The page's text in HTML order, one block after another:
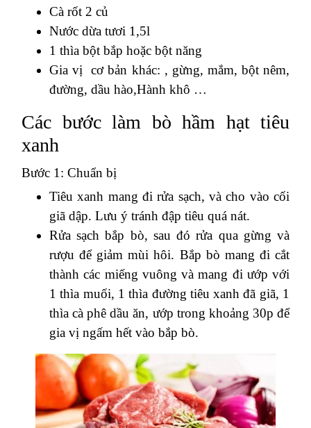
Cà rốt 2 củ
Nước dừa tươi 1,5l
1 thìa bột bắp hoặc bột năng
Gia vị cơ bản khác: , gừng, mắm, bột nêm,
đường, dầu hào,Hành khô …
Các bước làm bò hầm hạt tiêu
xanh
Bước 1: Chuẩn bị
Tiêu xanh mang đi rửa sạch, và cho vào cối
giã dập. Lưu ý tránh đập tiêu quá nát.
Rửa sạch bắp bò, sau đó rửa qua gừng và
rượu để giảm mùi hôi. Bắp bò mang đi cắt
thành các miếng vuông và mang đi ướp với
1 thìa muối, 1 thìa đường tiêu xanh đã giã, 1
thìa cà phê dầu ăn, ướp trong khoảng 30p để
gia vị ngấm hết vào bắp bò.